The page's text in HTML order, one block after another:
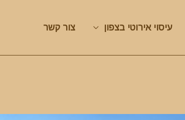
עיסוי אירוטי בצפון צור קשר